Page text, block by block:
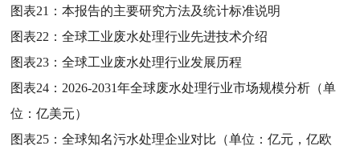
图表21：本报告的主要研究方法及统计标准说明
图表22：全球工业废水处理行业先进技术介绍
图表23：全球工业废水处理行业发展历程
图表24： 2026-2031年全球废水处理行业市场规模分析（单
位：亿美元）
图表25：全球知名污水处理企业对比（单位：亿元，亿欧